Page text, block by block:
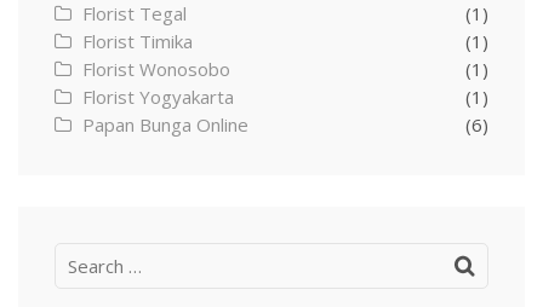
Florist Tegal
(1)
Florist Timika
(1)
Florist Wonosobo
(1)
Florist Yogyakarta
(1)
Papan Bunga Online
(6)
Search